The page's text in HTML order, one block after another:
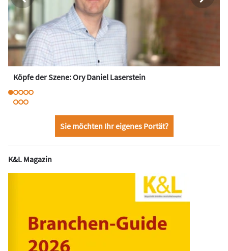
Köpfe der Szene: Ory Daniel Laserstein
Sie möchten Ihr eigenes Portät?
K&L Magazin